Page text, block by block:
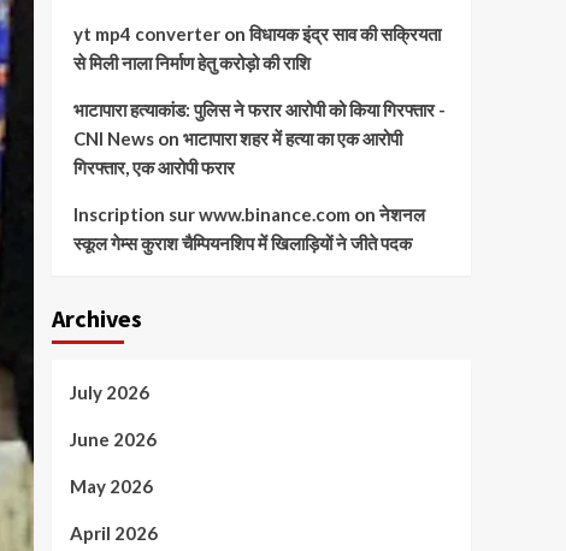
yt mp4 converteronविधायक इंद्र साव की सक्रियता
से मिली नाला निर्माण हेतु करोड़ो की राशि
भाटापारा हत्याकांड: पुलिस ने फरार आरोपी को किया गिरफ्तार -
CNI Newson भाटापारा शहर में हत्या का एक आरोपी
गिरफ्तार, एक आरोपी फरार
Inscription sur www.binance.com onनेशनल
स्कूल गेम्स कुराश चैम्पियनशिप में खिलाड़ियों ने जीते पदक
Archives
July 2026
June 2026
May 2026
April 2026